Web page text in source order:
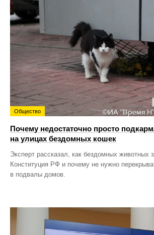
Общество
Почему недостаточно просто
на улицах бездомных кошек
Эксперт рассказал, как бездомных животных
Конституция РФ и почему не нужно
в подвалы домов.